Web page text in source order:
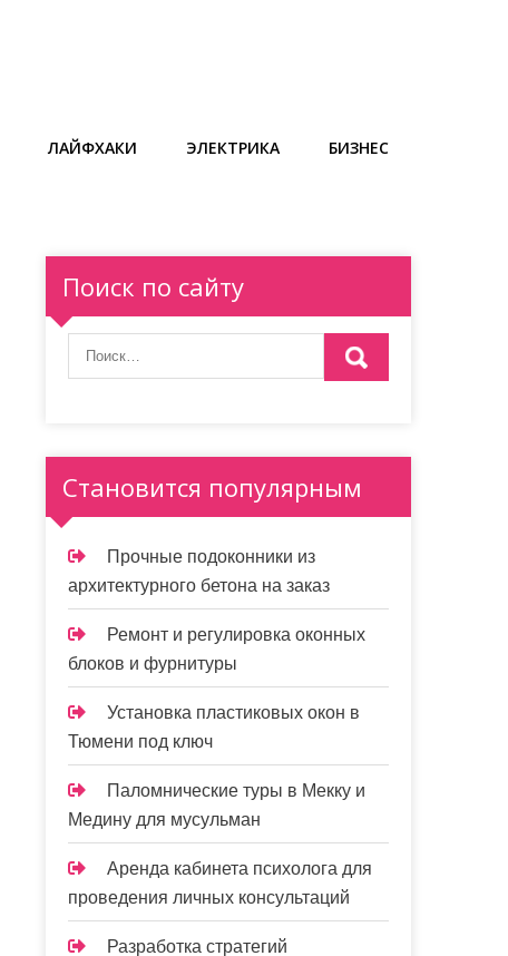
ЛАЙФХАКИ ЭЛЕКТРИКА БИЗНЕС
Поиск по сайту
Становится популярным
Прочные подоконники из
архитектурного бетона на заказ
Ремонт и регулировка оконных
блоков и фурнитуры
Установка пластиковых окон в
Тюмени под ключ
Паломнические туры в Мекку и
Медину для мусульман
Аренда кабинета психолога для
проведения личных консультаций
Разработка стратегий